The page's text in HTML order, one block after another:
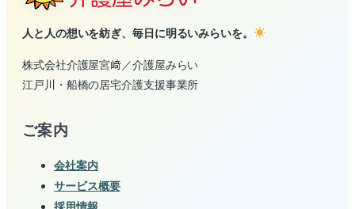
人と人の想いを紡ぎ、毎日に明るいみらいを。
株式会社介護屋宮﨑／介護屋みらい
江戸川・船橋の居宅介護支援事業所
ご案内
会社案内
サービス概要
採用情報